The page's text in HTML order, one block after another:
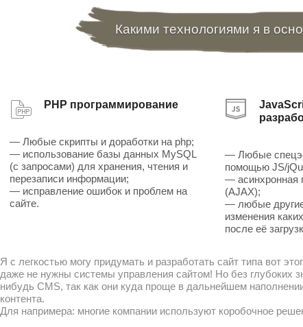
Какими технологиями я в
PHP программирование
— Любые скрипты и доработки на php;
— использование базы данных MySQL
(с запросами) для хранения, чтения и
перезаписи информации;
— исправление ошибок и проблем на
сайте.
— Любые
помощью JS/
— асинхронная
(AJAX);
— любые
изменения
после её
Я с легкостью могу придумать и разработать сайт типа вот
даже не нужны системы управления сайтом! Но без глубоких
нибудь CMS, так как они куда проще в дальнейшем
контента.
Для напримера: многие компании используют коробочное